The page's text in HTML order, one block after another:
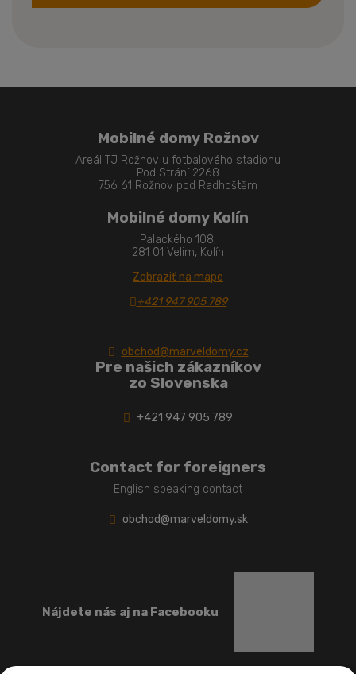
Mobilné domy Rožnov
Areál TJ Rožnov u fotbalového stadionu
Pod Strání 2268
756 61 Rožnov pod Radhoštěm
Mobilné domy Kolín
Palackého 108,
281 01 Velim, Kolín
Zobraziť na mape
+421 947 905 789
obchod@marveldomy.cz
Pre našich zákazníkov
zo Slovenska
+421 947 905 789
Contact for foreigners
English speaking contact
obchod@marveldomy.sk
Nájdete nás aj na Facebooku